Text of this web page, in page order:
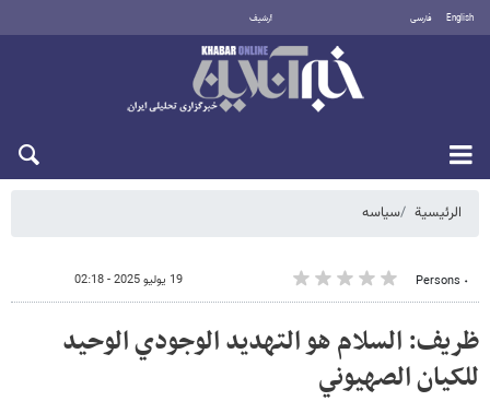
English فارسی أرشيف
الرئيسية سیاسه
٠ Persons 19 يوليو 2025 - 02:18
ظریف: السلام هو التهديد الوجودي الوحيد
للکیان الصهیوني